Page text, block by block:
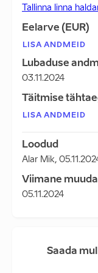
Tallinna linna
Eelarve (EUR)
LISA ANDMEID
Lubaduse
03.11.2024
Täitmise
LISA ANDMEID
Loodud
Alar Mik,
Viimane
05.11.2024
Saada